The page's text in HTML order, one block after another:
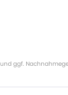
und ggf.